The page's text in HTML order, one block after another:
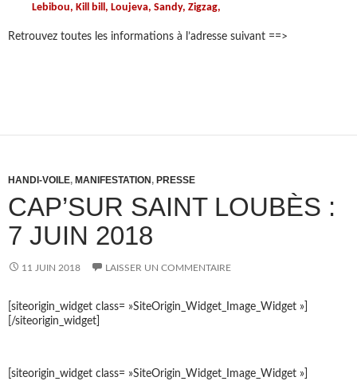
Lebibou, Kill bill, Loujeva, Sandy, Zigzag,
Retrouvez toutes les informations à l’adresse suivant ==>
HANDI-VOILE, MANIFESTATION , PRESSE
CAP’SUR SAINT LOUBÈS :
7 JUIN 2018
11 JUIN 2018 LAISSER UN COMMENTAIRE
[siteorigin_widget class= »SiteOrigin_Widget_Image_Widget »]
[/siteorigin_widget]
[siteorigin_widget class= »SiteOrigin_Widget_Image_Widget »]